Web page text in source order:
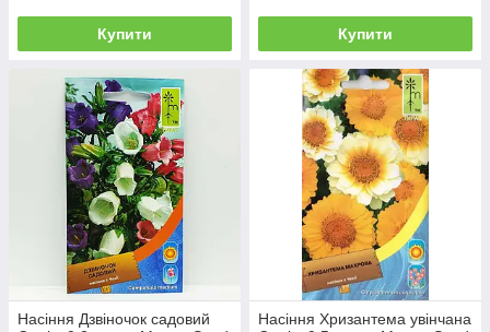
Купити Купити
Насіння Дзвіночок садовий
Насіння Хризантема увінчана